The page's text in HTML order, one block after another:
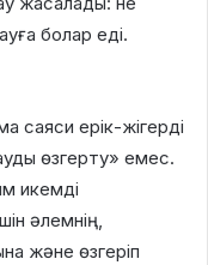
болар еді.
саяси ерік-жігерді
өзгерту» емес.
икемді
әлемнің,
және өзгеріп